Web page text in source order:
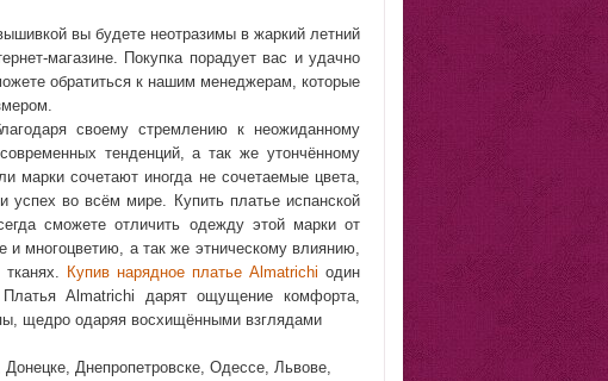
вы будете неотразимы в жаркий летний
магазине. Покупка порадует вас и удачно
обратиться к нашим менеджерам, которые
своему стремлению к неожиданному
тенденций, а так же утончённому
марки сочетают иногда не сочетаемые цвета,
успех во всём мире. Купить платье испанской
сможете отличить одежду этой марки от
и многоцветию, а так же этническому влиянию,
Купив нарядное платье Almatrichi один
Almatrichi дарят ощущение комфорта,
щедро одаряя восхищёнными взглядами
Днепропетровске, Одессе, Львове,